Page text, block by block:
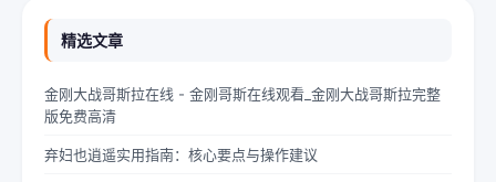
精选文章
金刚大战哥斯拉在线 - 金刚哥斯在线观看_金刚大战哥斯拉完整
版免费高清
弃妇也逍遥实用指南：核心要点与操作建议